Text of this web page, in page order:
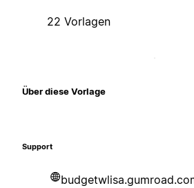
22 Vorlagen
Über diese Vorlage
Support